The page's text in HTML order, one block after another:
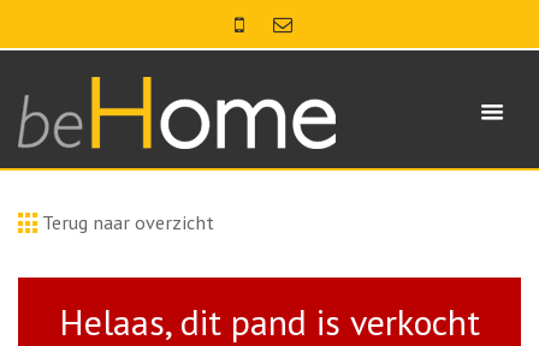
Terug naar overzicht
Helaas, dit pand is verkocht